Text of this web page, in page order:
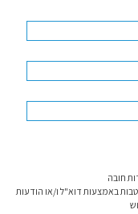
חובה
באמצעות דוא"ל ו/או הודעות